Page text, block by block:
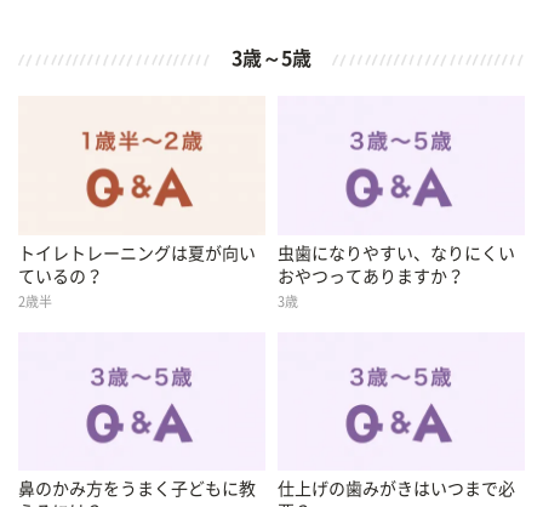
3歳～5歳
トイレトレーニングは夏が向い
ているの？
2歳半
虫歯になりやすい、なりにくい
おやつってありますか？
3歳
鼻のかみ方をうまく子どもに教
仕上げの歯みがきはいつまで必